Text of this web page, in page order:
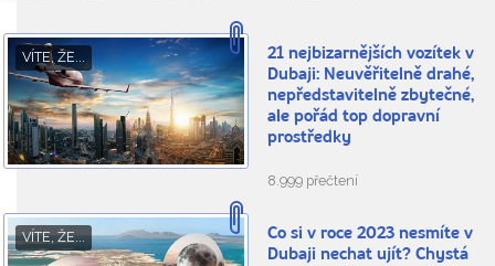
VÍTE, ŽE...
21 nejbizarnějších vozítek v
Dubaji: Neuvěřitelně drahé,
nepředstavitelně zbytečné,
ale pořád top dopravní
prostředky
8.999 přečtení
VÍTE, ŽE...
Co si v roce 2023 nesmíte v
Dubaji nechat ujít? Chystá